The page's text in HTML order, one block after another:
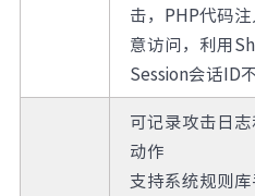
击，PHP代码
意访问，利用
Session会话ID
可记录攻击日
动作
支持系统规则